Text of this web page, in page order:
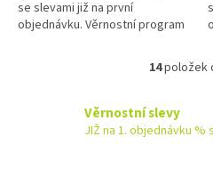
se slevami již na první
objednávku. Věrnostní program
O
á
14položek
Věrnostní slevy
JIŽ na 1. objednávku %